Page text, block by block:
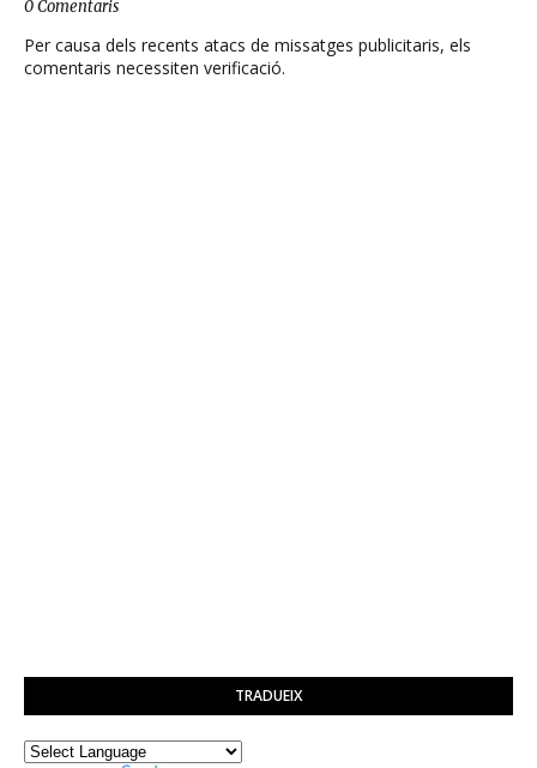
0 Comentaris
Per causa dels recents atacs de missatges publicitaris, els
comentaris necessiten verificació.
TRADUEIX